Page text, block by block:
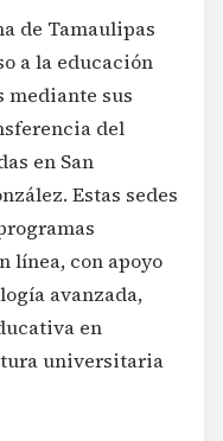
de Tamaulipas
a la educación
mediante sus
del
en San
Estas sedes
línea, con apoyo
avanzada,
en
universitaria